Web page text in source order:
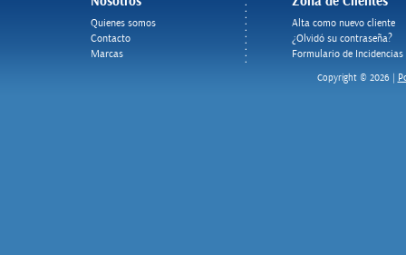
Quienes somos
Contacto
Marcas
Alta como nuevo cliente
¿Olvidó su contraseña?
Formulario de Incidencias
Copyright © 2026 |